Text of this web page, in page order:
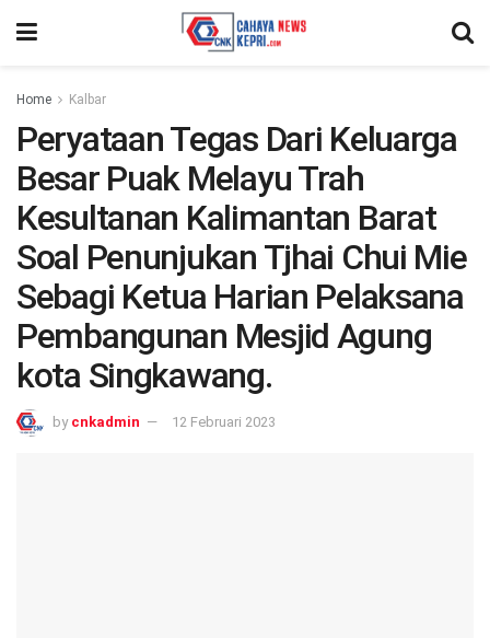
Home Kalbar
Peryataan Tegas Dari Keluarga
Besar Puak Melayu Trah
Kesultanan Kalimantan Barat
Soal Penunjukan Tjhai Chui Mie
Sebagi Ketua Harian Pelaksana
Pembangunan Mesjid Agung
kota Singkawang.
by cnkadmin 12 Februari 2023